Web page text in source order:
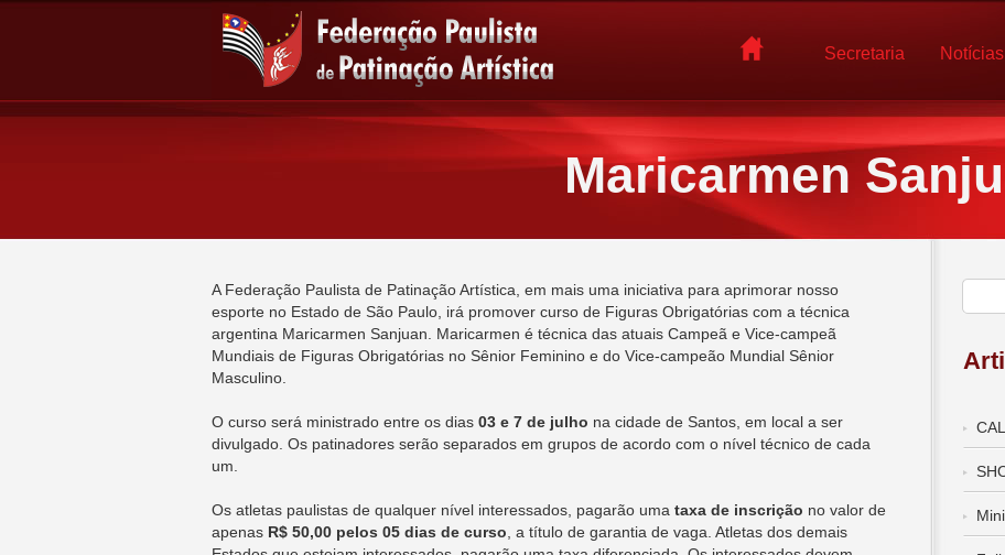
Secretaria Notícias
Maricarmen
A Federação Paulista de Patinação Artística, em mais uma iniciativa para aprimorar nosso
esporte no Estado de São Paulo, irá promover curso de Figuras Obrigatórias com a técnica
argentina Maricarmen Sanjuan. Maricarmen é técnica das atuais Campeã e Vice-campeã
Mundiais de Figuras Obrigatórias no Sênior Feminino e do Vice-campeão Mundial Sênior
Masculino.
O curso será ministrado entre os dias 03 e 7 de julho na cidade de Santos, em local a ser
divulgado. Os patinadores serão separados em grupos de acordo com o nível técnico de cada
um.
Os atletas paulistas de qualquer nível interessados, pagarão uma taxa de inscrição no valor de
apenas R$ 50,00 pelos 05 dias de curso , a título de garantia de vaga. Atletas dos demais